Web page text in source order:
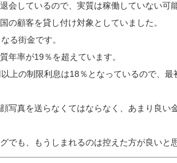
会しているので、実質は稼働していない可
の顧客を貸し付け対象としていました。
る街金です。
年率が19％を超えています。
上の制限利息は18％となっているので、最
写真を送らなくてはならなく、あまり良い
でも、もうしまれるのは控えた方が良いと